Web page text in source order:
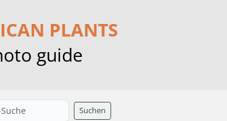
PLANTS
guide
Suchen